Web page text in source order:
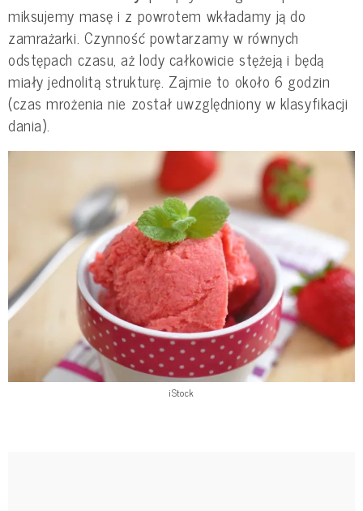
miksujemy masę i z powrotem wkładamy ją do
zamrażarki. Czynność powtarzamy w równych
odstępach czasu, aż lody całkowicie stężeją i będą
miały jednolitą strukturę. Zajmie to około 6 godzin
(czas mrożenia nie został uwzględniony w klasyfikacji
dania).
iStock